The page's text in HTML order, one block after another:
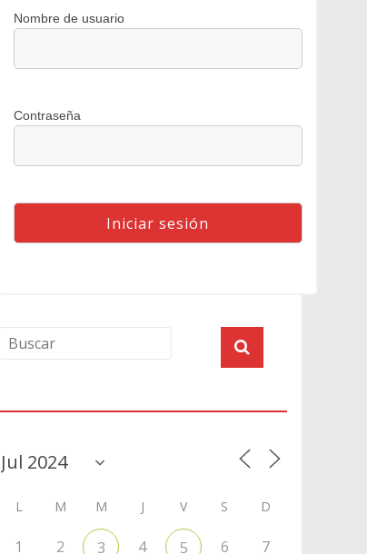
Nombre de usuario
Contraseña
L M M J V S D
1 2 3 4 5 6 7